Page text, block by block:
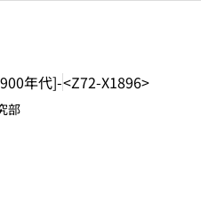
年代]-<Z72-X1896>
部